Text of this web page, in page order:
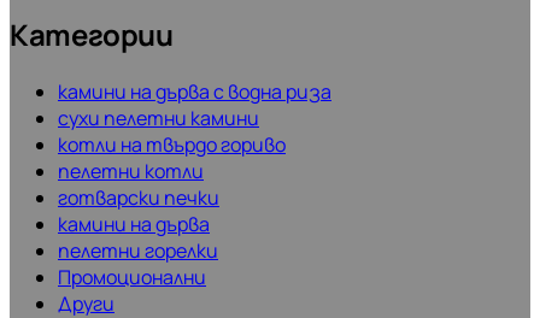
Категории
камини на дърва с водна риза
сухи пелетни камини
котли на твърдо гориво
пелетни котли
готварски печки
камини на дърва
пелетни горелки
Промоционални
Други